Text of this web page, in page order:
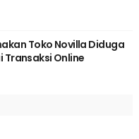
Toko Novilla Diduga
Transaksi Online